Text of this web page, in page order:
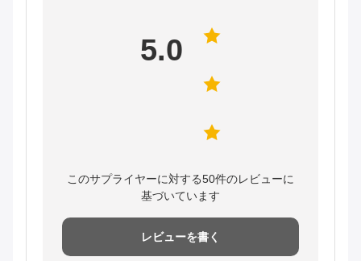
5.0
このサプライヤーに対する50件のレビューに
基づいています
レビューを書く